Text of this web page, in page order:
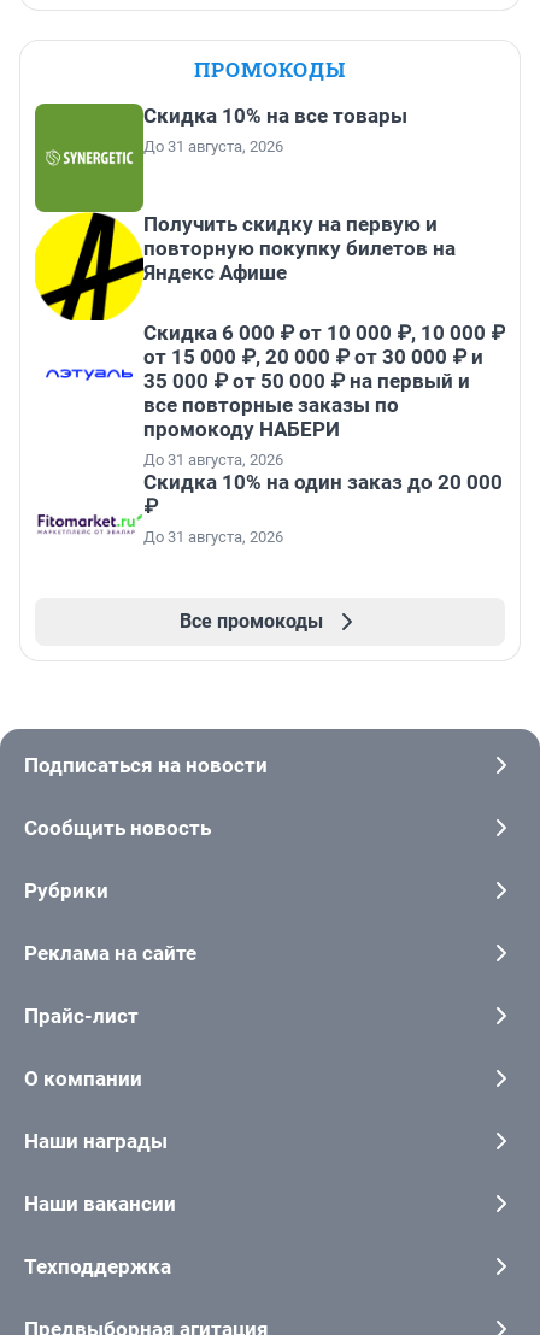
ПРОМОКОДЫ
Скидка 10% на все товары
До 31 августа, 2026
Получить скидку на первую и
повторную покупку билетов на
Яндекс Афише
Скидка 6 000 ₽ от 10 000 ₽, 10 000 ₽
от 15 000 ₽, 20 000 ₽ от 30 000 ₽ и
35 000 ₽ от 50 000 ₽ на первый и
все повторные заказы по
промокоду НАБЕРИ
До 31 августа, 2026
Скидка 10% на один заказ до 20 000
₽
До 31 августа, 2026
Все промокоды
Подписаться на новости
Сообщить новость
Рубрики
Реклама на сайте
Прайс-лист
О компании
Наши награды
Наши вакансии
Техподдержка
Предвыборная агитация